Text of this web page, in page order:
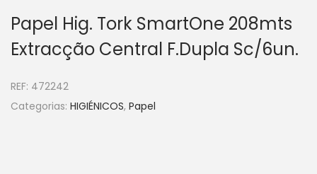
Papel Hig. Tork SmartOne 208mts
Extracção Central F.Dupla Sc/6un.
REF: 472242
Categorias: HIGIÉNICOS, Papel